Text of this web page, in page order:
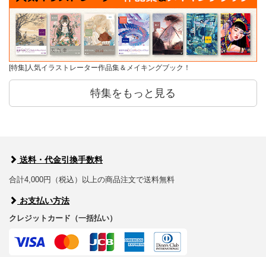
[特集]人気イラストレーター作品集＆メイキングブック！
特集をもっと見る
送料・代金引換手数料
合計4,000円（税込）以上の商品注文で送料無料
お支払い方法
クレジットカード（一括払い）